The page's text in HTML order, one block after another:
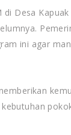
Desa
ini agar